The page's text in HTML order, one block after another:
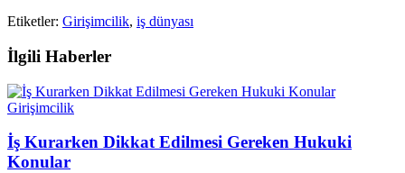
Etiketler: Girişimcilik, iş dünyası
İlgili Haberler
Girişimcilik
İş Kurarken Dikkat Edilmesi Gereken Hukuki
Konular